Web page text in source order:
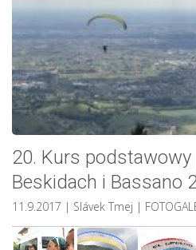
20. Kurs
Beskidach i Bassano
11.9.2017 | Slávek Tmej |